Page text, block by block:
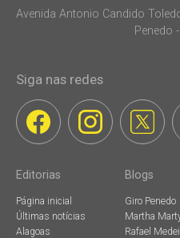
Avenida Antonio Candido
Penedo
Siga nas redes
Editorias
Página inicial
Últimas notícias
Alagoas
Blogs
Giro Penedo
Martha
Rafael